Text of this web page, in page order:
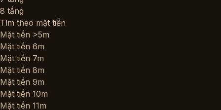
8 tầng
Tìm theo mặt tiền
Mặt tiền >5m
Mặt tiền 6m
Mặt tiền 7m
Mặt tiền 8m
Mặt tiền 9m
Mặt tiền 10m
Mặt tiền 11m